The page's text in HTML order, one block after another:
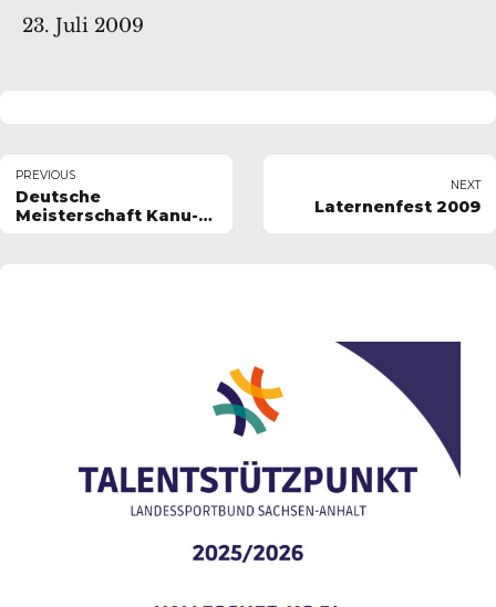
23. Juli 2009
PREVIOUS
Deutsche
Meisterschaft Kanu-
NEXT
Laternenfest 2009